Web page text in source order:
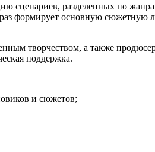
сценариев, разделенных по
формирует основную сюжетную
творчеством, а также
поддержка.
и сюжетов;